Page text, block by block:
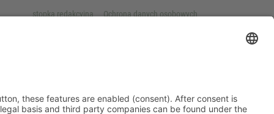
on purpose, legal basis and third party companies
stopka redakcyjna Ochrona danych osobowych